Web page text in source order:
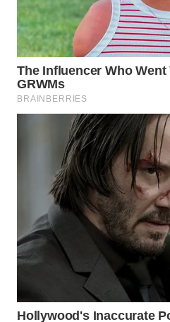
WN
MALUKU
WN
MALUT
WN
DANAU
TOBA
WN
NIAS